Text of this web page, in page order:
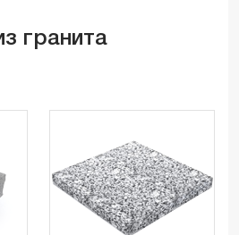
гранита